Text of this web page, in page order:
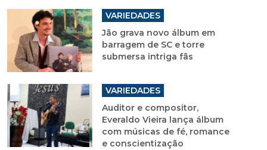
VARIEDADES
Jão grava novo álbum em
barragem de SC e torre
submersa intriga fãs
VARIEDADES
Auditor e compositor,
Everaldo Vieira lança álbum
com músicas de fé, romance
e conscientização